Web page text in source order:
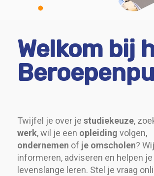
Welkom bij
Twijfel je over je studiekeuze,
werk, wil je een opleiding volgen,
ondernemen of je omscholen? Wij
informeren, adviseren en helpen
levenslange leren. Stel je vraag